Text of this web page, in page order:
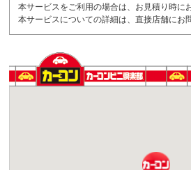
本サービスをご利用の場合は、お見積り時に
本サービスについての詳細は、直接店舗にお